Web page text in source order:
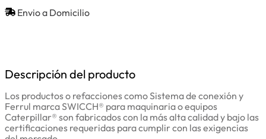
Envio a Domicilio
Descripción del producto
Los productos o refacciones como Sistema de conexión y
Ferrul marca SWICCH® para maquinaria o equipos
Caterpillar® son fabricados con la más alta calidad y bajo las
certificaciones requeridas para cumplir con las exigencias